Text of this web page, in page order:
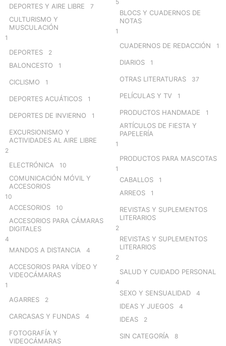
DEPORTES Y AIRE LIBRE 7
CULTURISMO Y
MUSCULACIÓN
1
DEPORTES 2
BALONCESTO 1
CICLISMO 1
DEPORTES ACUÁTICOS 1
DEPORTES DE INVIERNO 1
EXCURSIONISMO Y
ACTIVIDADES AL AIRE LIBRE
2
ELECTRÓNICA 10
COMUNICACIÓN MÓVIL Y
ACCESORIOS
10
ACCESORIOS 10
ACCESORIOS PARA CÁMARAS
DIGITALES
4
MANDOS A DISTANCIA 4
ACCESORIOS PARA VÍDEO Y
VIDEOCÁMARAS
1
AGARRES 2
CARCASAS Y FUNDAS 4
FOTOGRAFÍA Y
VIDEOCÁMARAS
5
BLOCS Y CUADERNOS DE
NOTAS
1
CUADERNOS DE REDACCIÓN 1
DIARIOS 1
OTRAS LITERATURAS 37
PELÍCULAS Y TV 1
PRODUCTOS HANDMADE 1
ARTÍCULOS DE FIESTA Y
PAPELERÍA
1
PRODUCTOS PARA MASCOTAS
1
CABALLOS 1
ARREOS 1
REVISTAS Y SUPLEMENTOS
LITERARIOS
2
REVISTAS Y SUPLEMENTOS
LITERARIOS
2
SALUD Y CUIDADO PERSONAL
4
SEXO Y SENSUALIDAD 4
IDEAS Y JUEGOS 4
IDEAS 2
SIN CATEGORÍA 8